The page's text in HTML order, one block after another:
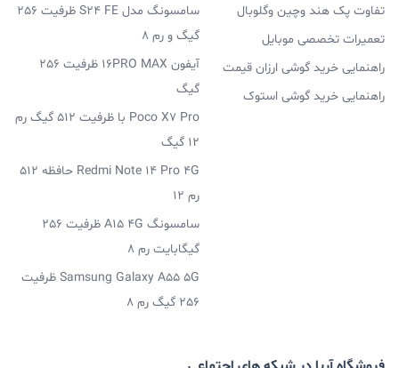
تفاوت پک هند وچین وگلوبال
تعمیرات تخصصی موبایل
راهنمایی خرید گوشی ارزان قیمت
راهنمایی خرید گوشی استوک
سامسونگ مدل S24 FE ظرفیت 256
گیگ و رم 8
آیفون 16PRO MAX ظرفیت 256
گیگ
Poco X7 Pro با ظرفیت 512 گیگ رم
12 گیگ
Redmi Note 14 Pro 4G حافظه 512
رم 12
سامسونگ A15 4G ظرفیت 256
گیگابایت رم 8
Samsung Galaxy A55 5G ظرفیت
256 گیگ رم 8